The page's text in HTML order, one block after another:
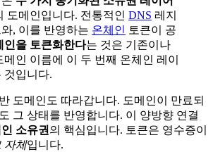
도메인입니다. 전통적인 DNS 레지
, 이를 반영하는 온체인 토큰이 공
인을 토큰화한다는 것은 기존이나
인 이름에 이 두 번째 온체인 레이
것입니다.
도메인도 따라갑니다. 도메인이 만료되
그 상태를 반영합니다. 이 양방향 연결
소유권의 핵심입니다. 토큰은 영수증이
자체입니다.